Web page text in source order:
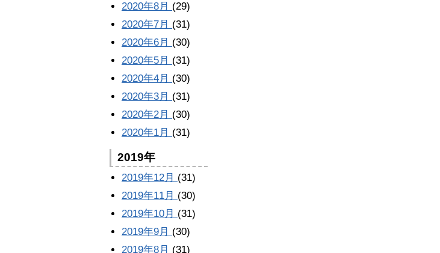
2020年8月 (29)
2020年7月 (31)
2020年6月 (30)
2020年5月 (31)
2020年4月 (30)
2020年3月 (31)
2020年2月 (30)
2020年1月 (31)
2019年
2019年12月 (31)
2019年11月 (30)
2019年10月 (31)
2019年9月 (30)
2019年8月 (31)